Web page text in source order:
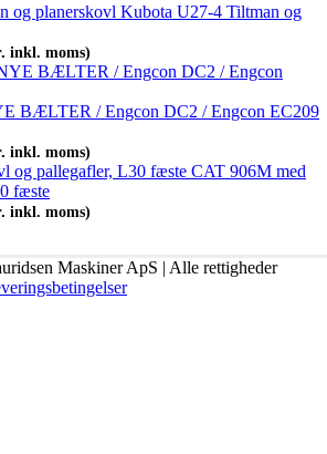
Kubota U27-4 Tiltman og
inkl. moms)
BÆLTER / Engcon DC2 / Engcon EC209
inkl. moms)
CAT 906M med
fæste
inkl. moms)
Maskiner ApS | Alle rettigheder